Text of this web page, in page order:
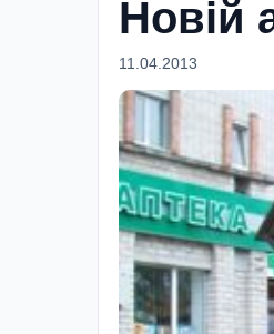
Новій
11.04.2013